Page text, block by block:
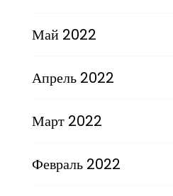
Май 2022
Апрель 2022
Март 2022
Февраль 2022